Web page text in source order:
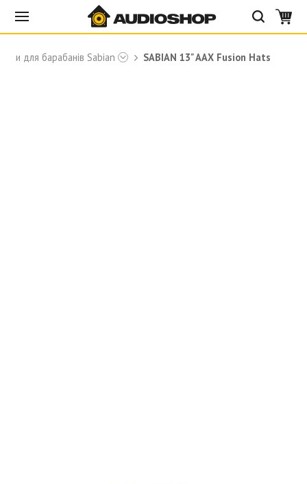
для барабанів Sabian SABIAN 13" AAX Fusion Hats